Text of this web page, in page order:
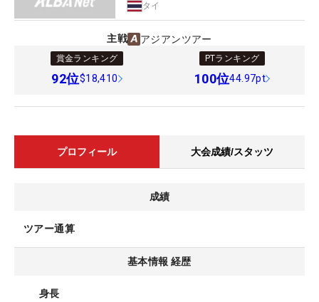
タイ
主戦 アジアンツアー
賞金ランキング
92位$18,410
PTランキング
100位44.97pt
プロフィール 大会成績/スタッツ
成績
ツアー通算
基本情報 経歴
身長